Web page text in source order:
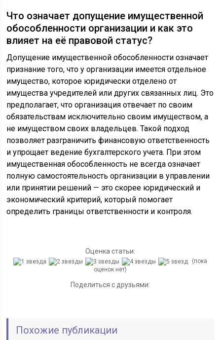
Что означает допущение имущественной
обособленности организации и как это
влияет на её правовой статус?
Допущение имущественной обособленности означает
признание того, что у организации имеется отдельное
имущество, которое юридически отделено от
имущества учредителей или других связанных лиц. Это
предполагает, что организация отвечает по своим
обязательствам исключительно своим имуществом, а
не имуществом своих владельцев. Такой подход
позволяет разграничить финансовую ответственность
и упрощает ведение бухгалтерского учета. При этом
имущественная обособленность не всегда означает
полную самостоятельность организации в управлении
или принятии решений — это скорее юридический и
экономический критерий, который помогает
определить границы ответственности и контроля.
Оценка статьи:
(пока
оценок нет)
Поделиться с друзьями:
Похожие публикации